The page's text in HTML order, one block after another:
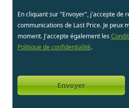
En cliquant sur "Envoyer", j'accepte de
communications de Last Price. Je peux
moment. J'accepte également les
Politique de confidentialité.